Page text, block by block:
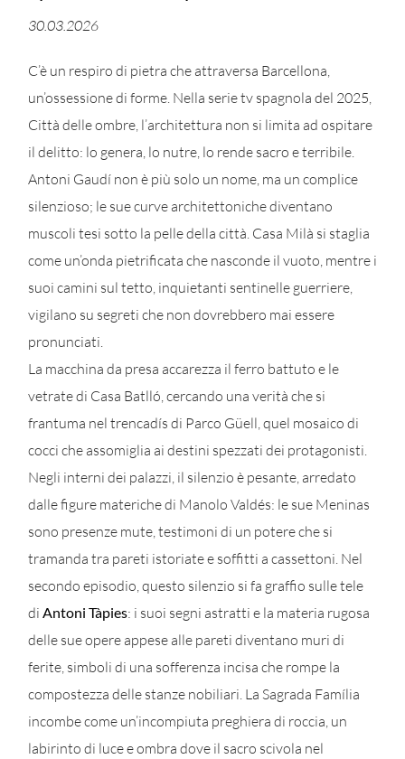
30.03.2026
C’è un respiro di pietra che attraversa Barcellona,
un’ossessione di forme. Nella serie tv spagnola del 2025,
Città delle ombre, l’architettura non si limita ad ospitare
il delitto: lo genera, lo nutre, lo rende sacro e terribile.
Antoni Gaudí non è più solo un nome, ma un complice
silenzioso; le sue curve architettoniche diventano
muscoli tesi sotto la pelle della città. Casa Milà si staglia
come un’onda pietrificata che nasconde il vuoto, mentre i
suoi camini sul tetto, inquietanti sentinelle guerriere,
vigilano su segreti che non dovrebbero mai essere
pronunciati.
La macchina da presa accarezza il ferro battuto e le
vetrate di Casa Batlló, cercando una verità che si
frantuma nel trencadís di Parco Güell, quel mosaico di
cocci che assomiglia ai destini spezzati dei protagonisti.
Negli interni dei palazzi, il silenzio è pesante, arredato
dalle figure materiche di Manolo Valdés: le sue Meninas
sono presenze mute, testimoni di un potere che si
tramanda tra pareti istoriate e soffitti a cassettoni. Nel
secondo episodio, questo silenzio si fa graffio sulle tele
di Antoni Tàpies: i suoi segni astratti e la materia rugosa
delle sue opere appese alle pareti diventano muri di
ferite, simboli di una sofferenza incisa che rompe la
compostezza delle stanze nobiliari. La Sagrada Família
incombe come un’incompiuta preghiera di roccia, un
labirinto di luce e ombra dove il sacro scivola nel